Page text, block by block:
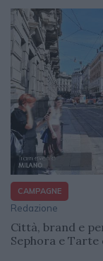
CAMPAGNE
Redazione
Città, brand e
Sephora e Tarte